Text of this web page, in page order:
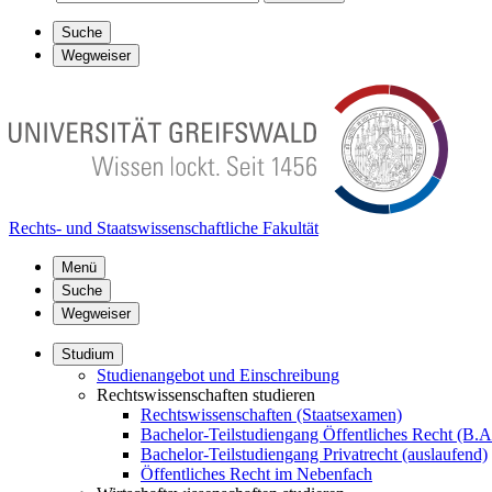
Suche
Wegweiser
Rechts- und Staatswissenschaftliche Fakultät
Menü
Suche
Wegweiser
Studium
Studienangebot und Einschreibung
Rechtswissenschaften studieren
Rechtswissenschaften (Staatsexamen)
Bachelor-Teilstudiengang Öffentliches Recht
Bachelor-Teilstudiengang Privatrecht (auslaufend)
Öffentliches Recht im Nebenfach